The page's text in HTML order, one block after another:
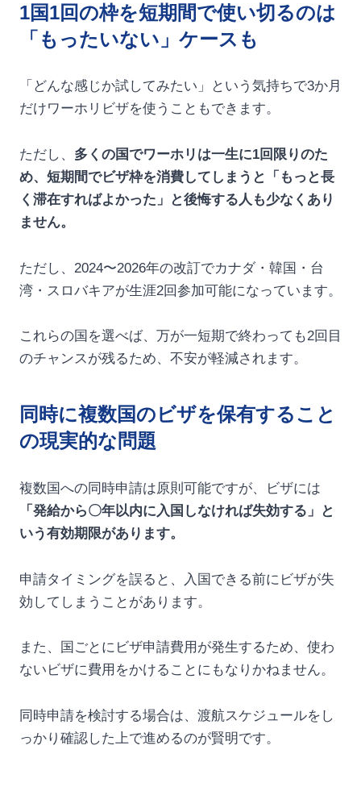
1国1回の枠を短期間で使い切るのは
「もったいない」ケースも
「どんな感じか試してみたい」という気持ちで3か月
だけワーホリビザを使うこともできます。
ただし、 多くの国でワーホリは一生に1回限りのた
め、短期間でビザ枠を消費してしまうと「もっと長
く滞在すればよかった」と後悔する人も少なくあり
ません。
ただし、2024〜2026年の改訂でカナダ・韓国・台
湾・スロバキアが生涯2回参加可能になっています。
これらの国を選べば、万が一短期で終わっても2回目
のチャンスが残るため、不安が軽減されます。
同時に複数国のビザを保有すること
の現実的な問題
複数国への同時申請は原則可能ですが、ビザには
「発給から〇年以内に入国しなければ失効する」と
いう有効期限があります。
申請タイミングを誤ると、入国できる前にビザが失
効してしまうことがあります。
また、国ごとにビザ申請費用が発生するため、使わ
ないビザに費用をかけることにもなりかねません。
同時申請を検討する場合は、渡航スケジュールをし
っかり確認した上で進めるのが賢明です。